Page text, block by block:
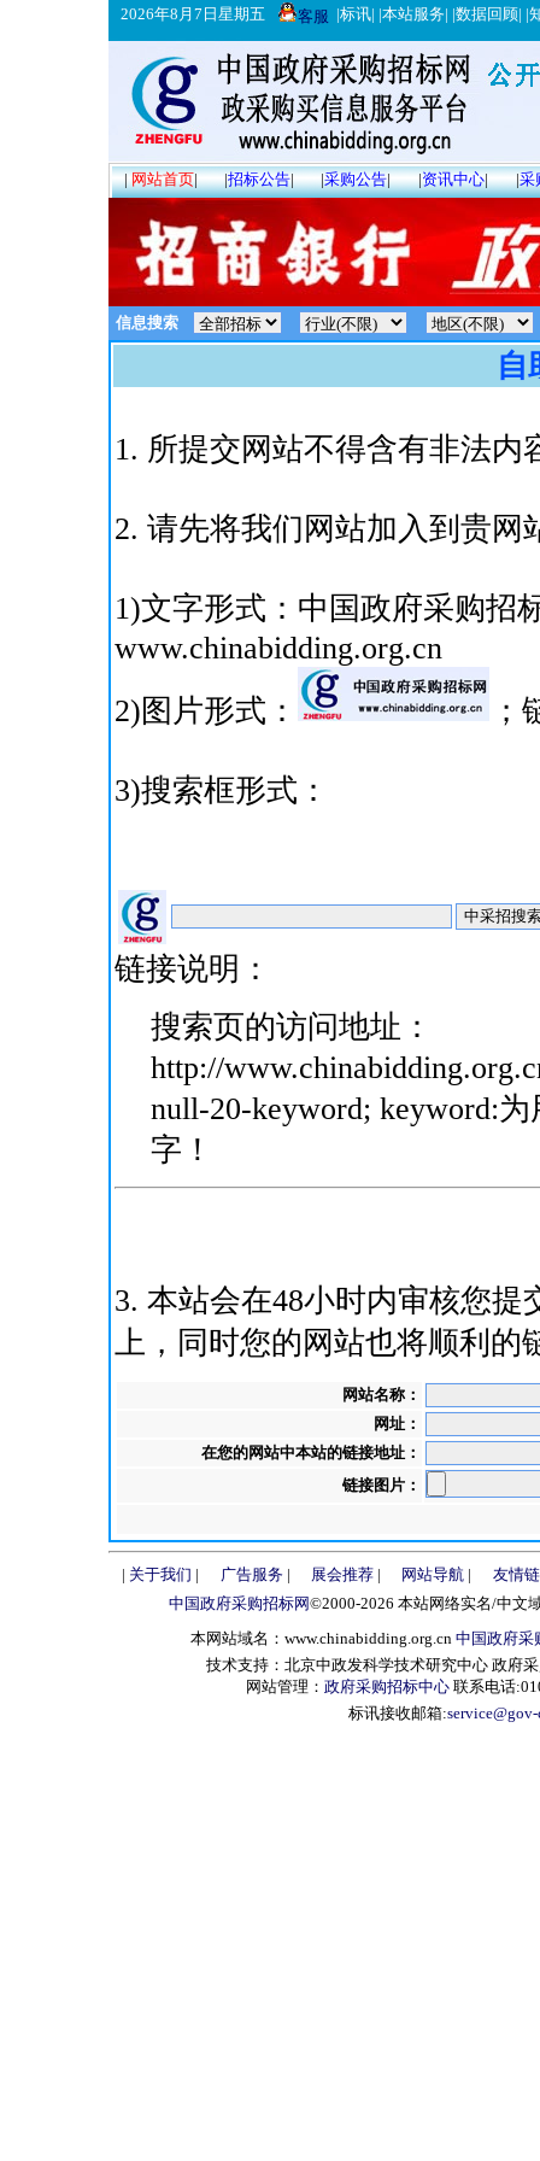
2026年8月7日星期五 客服 |标讯| |本站服务| |数据回顾| |
|网站首页| |招标公告| |采购公告| |资讯中心| |采
信息搜索
自
1. 所提交网站不得含有非法
2. 请先将我们网站加入到贵
1)文字形式：中国政府采购招
www.chinabidding.org.cn
2)图片形式：
；
3)搜索框形式：
链接说明：
搜索页的访问地址：
http://
null-20-keyword; keyword:
字！
3. 本站会在48小时内审核您
上，同时您的网站也将顺利
网站名称：
网址：
在您的网站中本站的链接地址：
链接图片：
| 关于我们 | 广告服务| 展会推荐| 网站导航 |
友情
中国政府采购招标网©2000-2026 本站网络实名/中文
本网站域名：www.chinabidding.org.cn 中国政府采
技术支持：北京中政发科学技术研究中心 政府
网站管理： 政府采购招标中心 联系电话
标讯接收邮箱: